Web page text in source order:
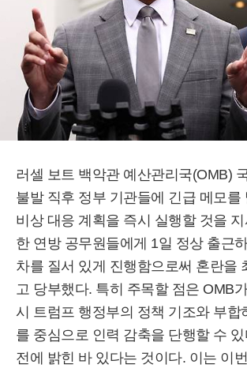
러셀 보트 백악관 예산관리국(OMB)
불발 직후 정부 기관들에 긴급 메모를
비상 대응 계획을 즉시 실행할 것을
한 연방 공무원들에게 1일 정상 출근
차를 질서 있게 진행함으로써 혼란을
고 당부했다. 특히 주목할 점은 OMB
시 트럼프 행정부의 정책 기조와 부합
를 중심으로 인력 감축을 단행할 수
전에 밝힌 바 있다는 것이다. 이는 이